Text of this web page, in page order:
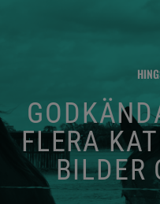
FLERA
BILDER